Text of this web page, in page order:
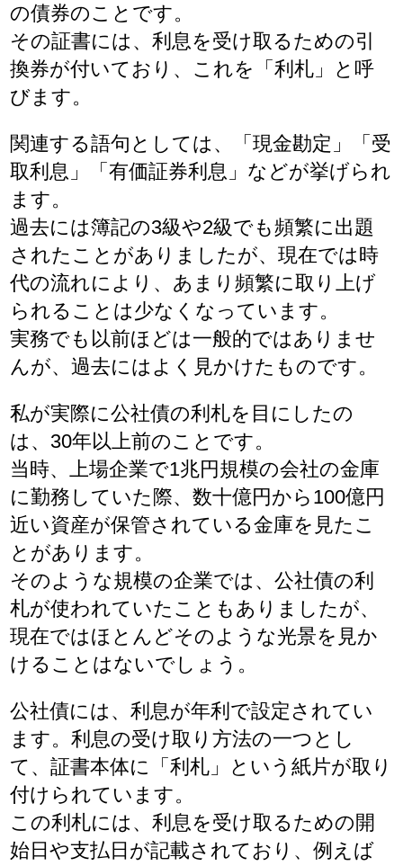
の債券のことです。
その証書には、利息を受け取るための引
換券が付いており、これを「利札」と呼
びます。
関連する語句としては、「現金勘定」「受
取利息」「有価証券利息」などが挙げられ
ます。
過去には簿記の3級や2級でも頻繁に出題
されたことがありましたが、現在では時
代の流れにより、あまり頻繁に取り上げ
られることは少なくなっています。
実務でも以前ほどは一般的ではありませ
んが、過去にはよく見かけたものです。
私が実際に公社債の利札を目にしたの
は、30年以上前のことです。
当時、上場企業で1兆円規模の会社の金庫
に勤務していた際、数十億円から100億円
近い資産が保管されている金庫を見たこ
とがあります。
そのような規模の企業では、公社債の利
札が使われていたこともありましたが、
現在ではほとんどそのような光景を見か
けることはないでしょう。
公社債には、利息が年利で設定されてい
ます。利息の受け取り方法の一つとし
て、証書本体に「利札」という紙片が取り
付けられています。
この利札には、利息を受け取るための開
始日や支払日が記載されており、例えば